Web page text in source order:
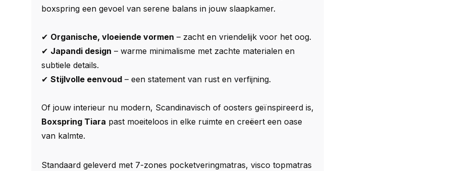
boxspring een gevoel van serene balans in jouw slaapkamer.
✔ Organische, vloeiende vormen – zacht en vriendelijk voor het oog.
✔ Japandi design – warme minimalisme met zachte materialen en
subtiele details.
✔ Stijlvolle eenvoud – een statement van rust en verfijning.
Of jouw interieur nu modern, Scandinavisch of oosters geïnspireerd is,
Boxspring Tiara past moeiteloos in elke ruimte en creëert een oase
van kalmte.
Standaard geleverd met 7-zones pocketveringmatras, visco topmatras